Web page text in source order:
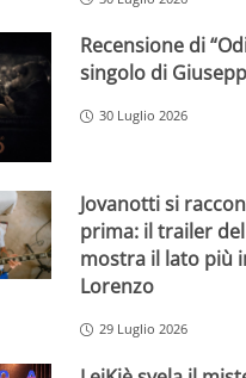
Recensione di
singolo di
30 Luglio 2026
Jovanotti si
prima: il trailer
mostra il lato più
Lorenzo
29 Luglio 2026